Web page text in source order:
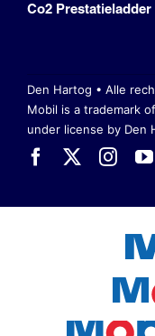
Co2 Prestatieladder
Den Hartog • Alle
Mobil is a trademark
under license by Den